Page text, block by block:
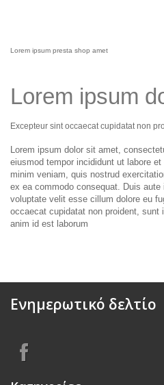
Lorem ipsum presta shop amet
Lorem ipsum
Excepteur sint occaecat cupidatat non
Lorem ipsum dolor sit amet,
eiusmod tempor incididunt ut labore
minim veniam, quis nostrud
ex ea commodo consequat. Duis aute
voluptate velit esse cillum dolore eu
occaecat cupidatat non proident,
anim id est laborum
Ενημερωτικό δελτίο